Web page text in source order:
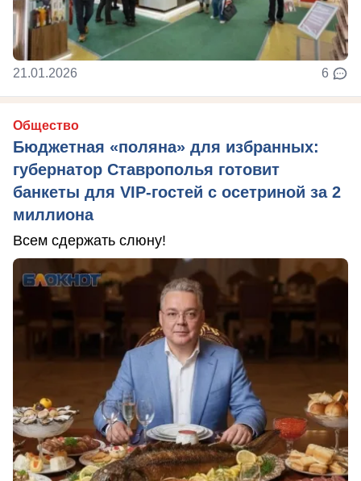
21.01.2026 6
Общество
Бюджетная «поляна» для избранных:
губернатор Ставрополья готовит
банкеты для VIP-гостей с осетриной за 2
миллиона
Всем сдержать слюну!